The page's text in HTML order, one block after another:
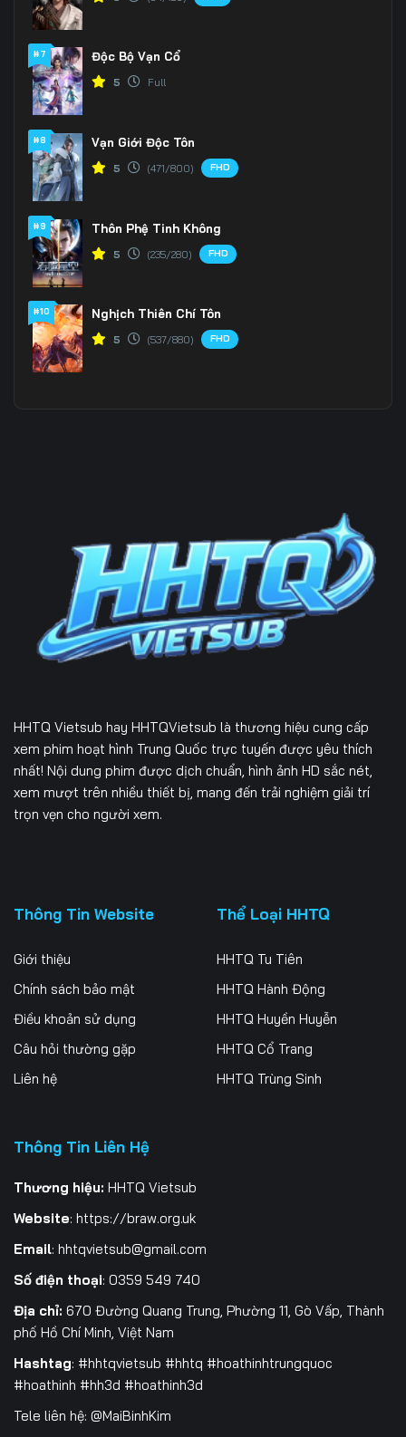
#7 Độc Bộ Vạn Cổ
5 Full
#8 Vạn Giới Độc Tôn
5 (471/800) FHD
#9 Thôn Phệ Tinh Không
5 (235/280) FHD
#10 Nghịch Thiên Chí Tôn
5 (537/880) FHD
HHTQ Vietsub hay HHTQVietsub là thương hiệu cung cấp
xem phim hoạt hình Trung Quốc trực tuyến được yêu thích
nhất! Nội dung phim được dịch chuẩn, hình ảnh HD sắc nét,
xem mượt trên nhiều thiết bị, mang đến trải nghiệm giải trí
trọn vẹn cho người xem.
Thông Tin Website
Giới thiệu
Chính sách bảo mật
Điều khoản sử dụng
Câu hỏi thường gặp
Liên hệ
Thể Loại HHTQ
HHTQ Tu Tiên
HHTQ Hành Động
HHTQ Huyền Huyễn
HHTQ Cổ Trang
HHTQ Trùng Sinh
Thông Tin Liên Hệ
Thương hiệu: HHTQ Vietsub
Website: https://braw.org.uk
Email: hhtqvietsub@gmail.com
Số điện thoại: 0359 549 740
Địa chỉ: 670 Đường Quang Trung, Phường 11, Gò Vấp, Thành
phố Hồ Chí Minh, Việt Nam
Hashtag: #hhtqvietsub #hhtq #hoathinhtrungquoc
#hoathinh #hh3d #hoathinh3d
Tele liên hệ: @MaiBinhKim